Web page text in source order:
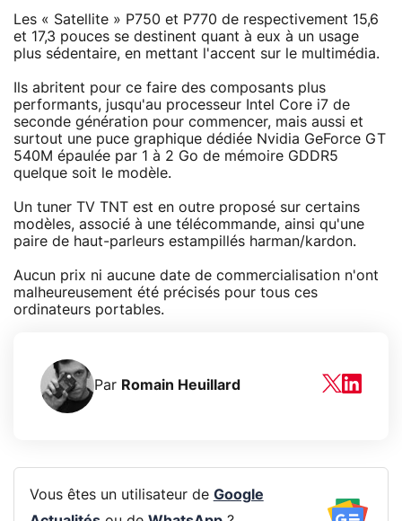
Les « Satellite » P750 et P770 de respectivement 15,6
et 17,3 pouces se destinent quant à eux à un usage
plus sédentaire, en mettant l'accent sur le multimédia.
Ils abritent pour ce faire des composants plus
performants, jusqu'au processeur Intel Core i7 de
seconde génération pour commencer, mais aussi et
surtout une puce graphique dédiée Nvidia GeForce GT
540M épaulée par 1 à 2 Go de mémoire GDDR5
quelque soit le modèle.
Un tuner TV TNT est en outre proposé sur certains
modèles, associé à une télécommande, ainsi qu'une
paire de haut-parleurs estampillés harman/kardon.
Aucun prix ni aucune date de commercialisation n'ont
malheureusement été précisés pour tous ces
ordinateurs portables.
Par Romain Heuillard
Vous êtes un utilisateur de Google